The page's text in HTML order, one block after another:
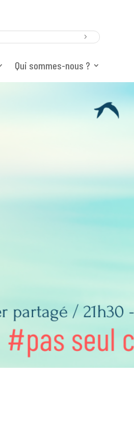
Qui sommes-nous ?